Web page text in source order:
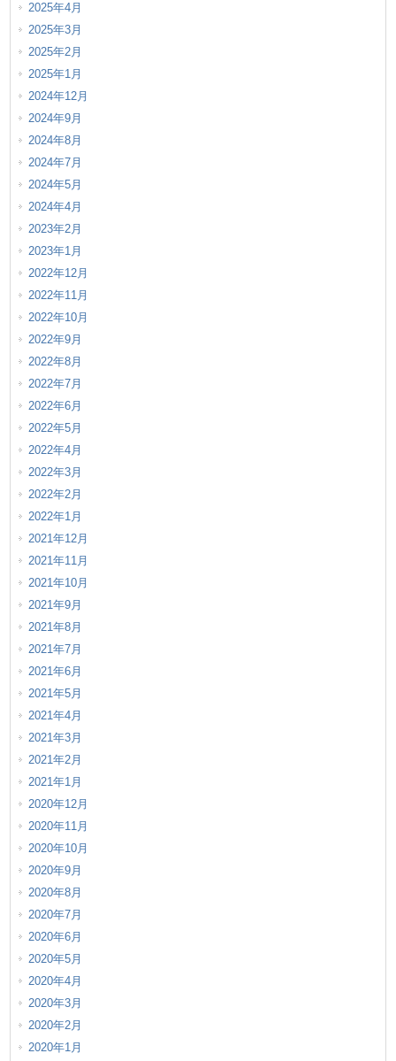
2025年4月
2025年3月
2025年2月
2025年1月
2024年12月
2024年9月
2024年8月
2024年7月
2024年5月
2024年4月
2023年2月
2023年1月
2022年12月
2022年11月
2022年10月
2022年9月
2022年8月
2022年7月
2022年6月
2022年5月
2022年4月
2022年3月
2022年2月
2022年1月
2021年12月
2021年11月
2021年10月
2021年9月
2021年8月
2021年7月
2021年6月
2021年5月
2021年4月
2021年3月
2021年2月
2021年1月
2020年12月
2020年11月
2020年10月
2020年9月
2020年8月
2020年7月
2020年6月
2020年5月
2020年4月
2020年3月
2020年2月
2020年1月